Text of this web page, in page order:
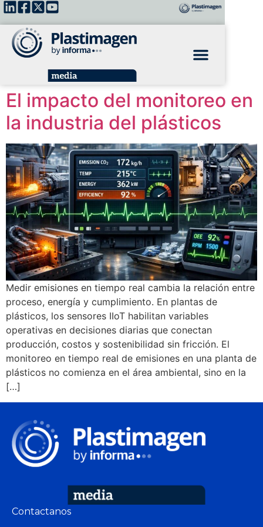
El impacto del monitoreo en
la industria del plásticos
Medir emisiones en tiempo real cambia la relación entre
proceso, energía y cumplimiento. En plantas de
plásticos, los sensores IIoT habilitan variables
operativas en decisiones diarias que conectan
producción, costos y sostenibilidad sin fricción. El
monitoreo en tiempo real de emisiones en una planta de
plásticos no comienza en el área ambiental, sino en la
[…]
Contactanos